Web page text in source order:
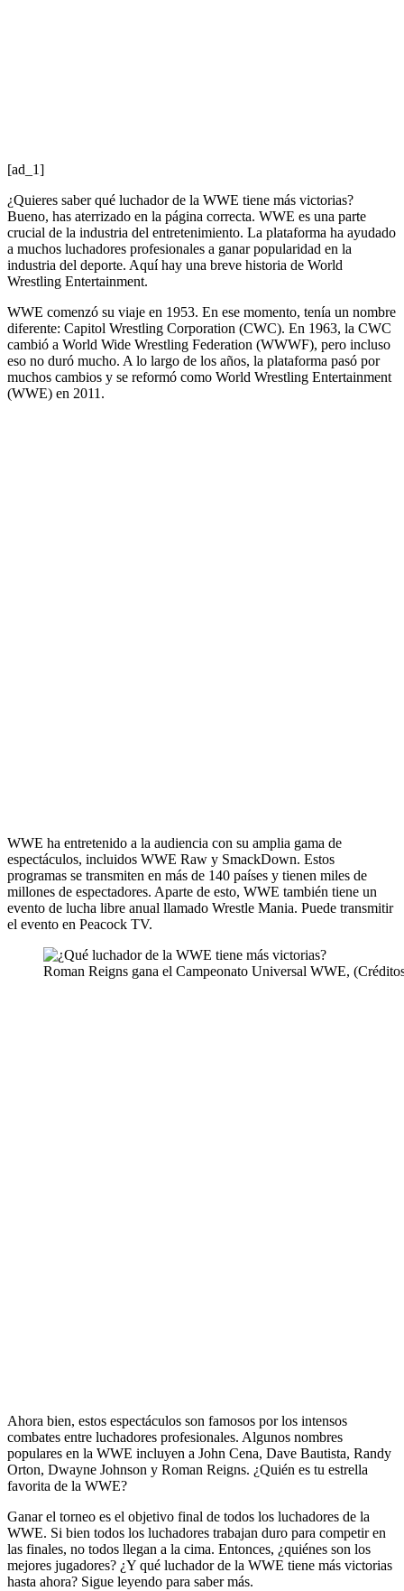
[ad_1]
¿Quieres saber qué luchador de la WWE tiene más victorias?
Bueno, has aterrizado en la página correcta. WWE es una parte
crucial de la industria del entretenimiento. La plataforma ha ayudado
a muchos luchadores profesionales a ganar popularidad en la
industria del deporte. Aquí hay una breve historia de World
Wrestling Entertainment.
WWE comenzó su viaje en 1953. En ese momento, tenía un nombre
diferente: Capitol Wrestling Corporation (CWC). En 1963, la CWC
cambió a World Wide Wrestling Federation (WWWF), pero incluso
eso no duró mucho. A lo largo de los años, la plataforma pasó por
muchos cambios y se reformó como World Wrestling Entertainment
(WWE) en 2011.
WWE ha entretenido a la audiencia con su amplia gama de
espectáculos, incluidos WWE Raw y SmackDown. Estos
programas se transmiten en más de 140 países y tienen miles de
millones de espectadores. Aparte de esto, WWE también tiene un
evento de lucha libre anual llamado Wrestle Mania. Puede transmitir
el evento en Peacock TV.
Roman Reigns gana el Campeonato Universal WWE,
Ahora bien, estos espectáculos son famosos por los intensos
combates entre luchadores profesionales. Algunos nombres
populares en la WWE incluyen a John Cena, Dave Bautista, Randy
Orton, Dwayne Johnson y Roman Reigns. ¿Quién es tu estrella
favorita de la WWE?
Ganar el torneo es el objetivo final de todos los luchadores de la
WWE. Si bien todos los luchadores trabajan duro para competir en
las finales, no todos llegan a la cima. Entonces, ¿quiénes son los
mejores jugadores? ¿Y qué luchador de la WWE tiene más victorias
hasta ahora? Sigue leyendo para saber más.